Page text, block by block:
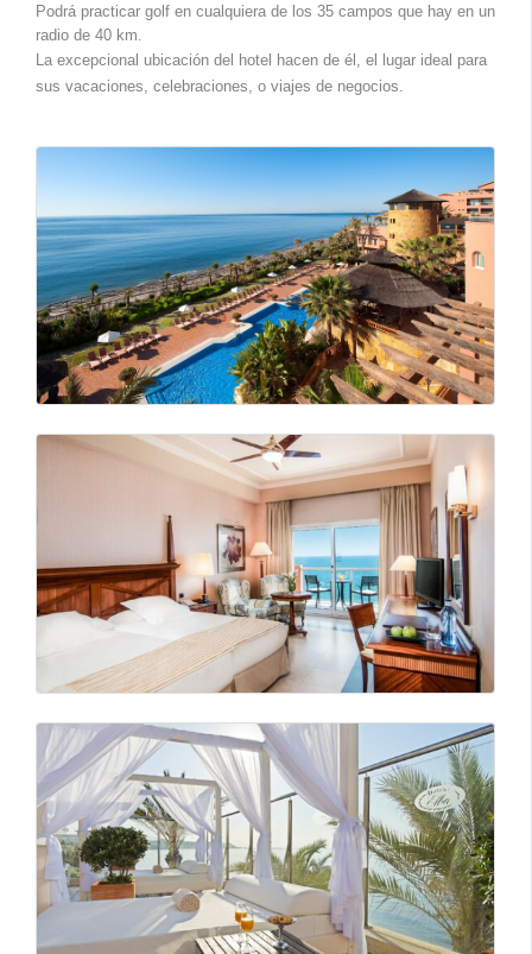
Podrá practicar golf en cualquiera de los 35 campos que hay en un
radio de 40 km
La excepcional ubicación del hotel hacen de él, el lugar ideal para
sus vacaciones, celebraciones, o viajes de negocios.